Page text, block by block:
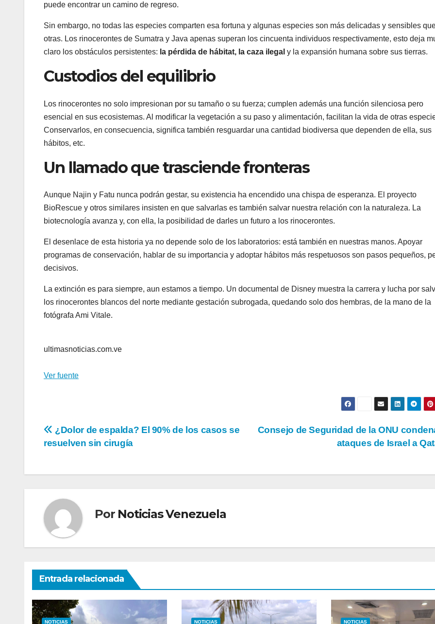
puede encontrar un camino de regreso.
Sin embargo, no todas las especies comparten esa fortuna y algunas especies son más delicadas y sensibles
otras. Los rinocerontes de Sumatra y Java apenas superan los cincuenta individuos respectivamente, esto deja
claro los obstáculos persistentes: la pérdida de hábitat, la caza ilegal y la expansión humana sobre sus tierras.
Custodios del equilibrio
Los rinocerontes no solo impresionan por su tamaño o su fuerza; cumplen además una función silenciosa pero
esencial en sus ecosistemas. Al modificar la vegetación a su paso y alimentación, facilitan la vida de otras
Conservarlos, en consecuencia, significa también resguardar una cantidad biodiversa que dependen de ella, sus
hábitos, etc.
Un llamado que trasciende fronteras
Aunque Najin y Fatu nunca podrán gestar, su existencia ha encendido una chispa de esperanza. El proyecto
BioRescue y otros similares insisten en que salvarlas es también salvar nuestra relación con la naturaleza. La
biotecnología avanza y, con ella, la posibilidad de darles un futuro a los rinocerontes.
El desenlace de esta historia ya no depende solo de los laboratorios: está también en nuestras manos. Apoyar
programas de conservación, hablar de su importancia y adoptar hábitos más respetuosos son pasos pequeños,
decisivos.
La extinción es para siempre, aun estamos a tiempo. Un documental de Disney muestra la carrera y lucha por
los rinocerontes blancos del norte mediante gestación subrogada, quedando solo dos hembras, de la mano de la
fotógrafa Ami Vitale.
ultimasnoticias.com.ve
Ver fuente
Navegación
entradas
Consejo de Seguridad de la ONU
ataques de Israel a
¿Dolor de espalda? El 90% de los casos se
resuelven sin cirugía
Por Noticias Venezuela
Entrada relacionada
NOTICIAS NOTICIAS NOTICIAS